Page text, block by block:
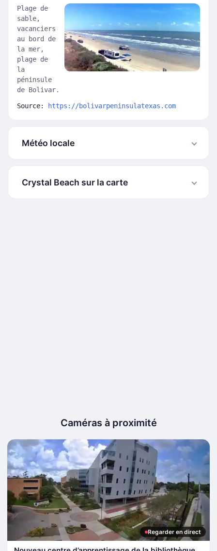
Plage de
sable,
vacanciers
au bord de
la mer,
plage de
la
péninsule
de Bolivar.
Source: https://bolivarpeninsulatexas.com
Météo locale
Crystal Beach sur la carte
Caméras à proximité
Regarder en direct